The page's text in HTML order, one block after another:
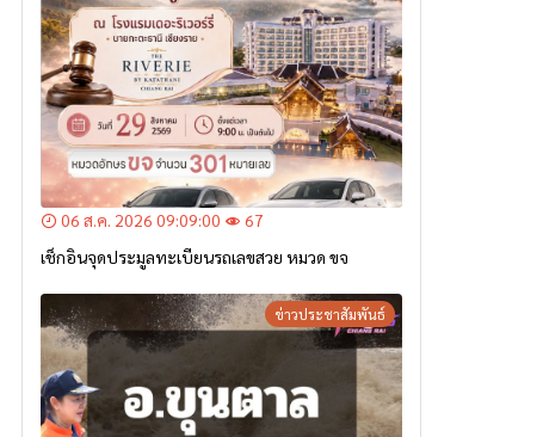
06 ส.ค. 2026 09:09:00
67
เช็กอินจุดประมูลทะเบียนรถเลขสวย หมวด ขจ
ข่าวประชาสัมพันธ์